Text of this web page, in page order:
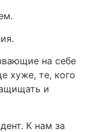
на себе
хуже, те, кого
и
К нам за